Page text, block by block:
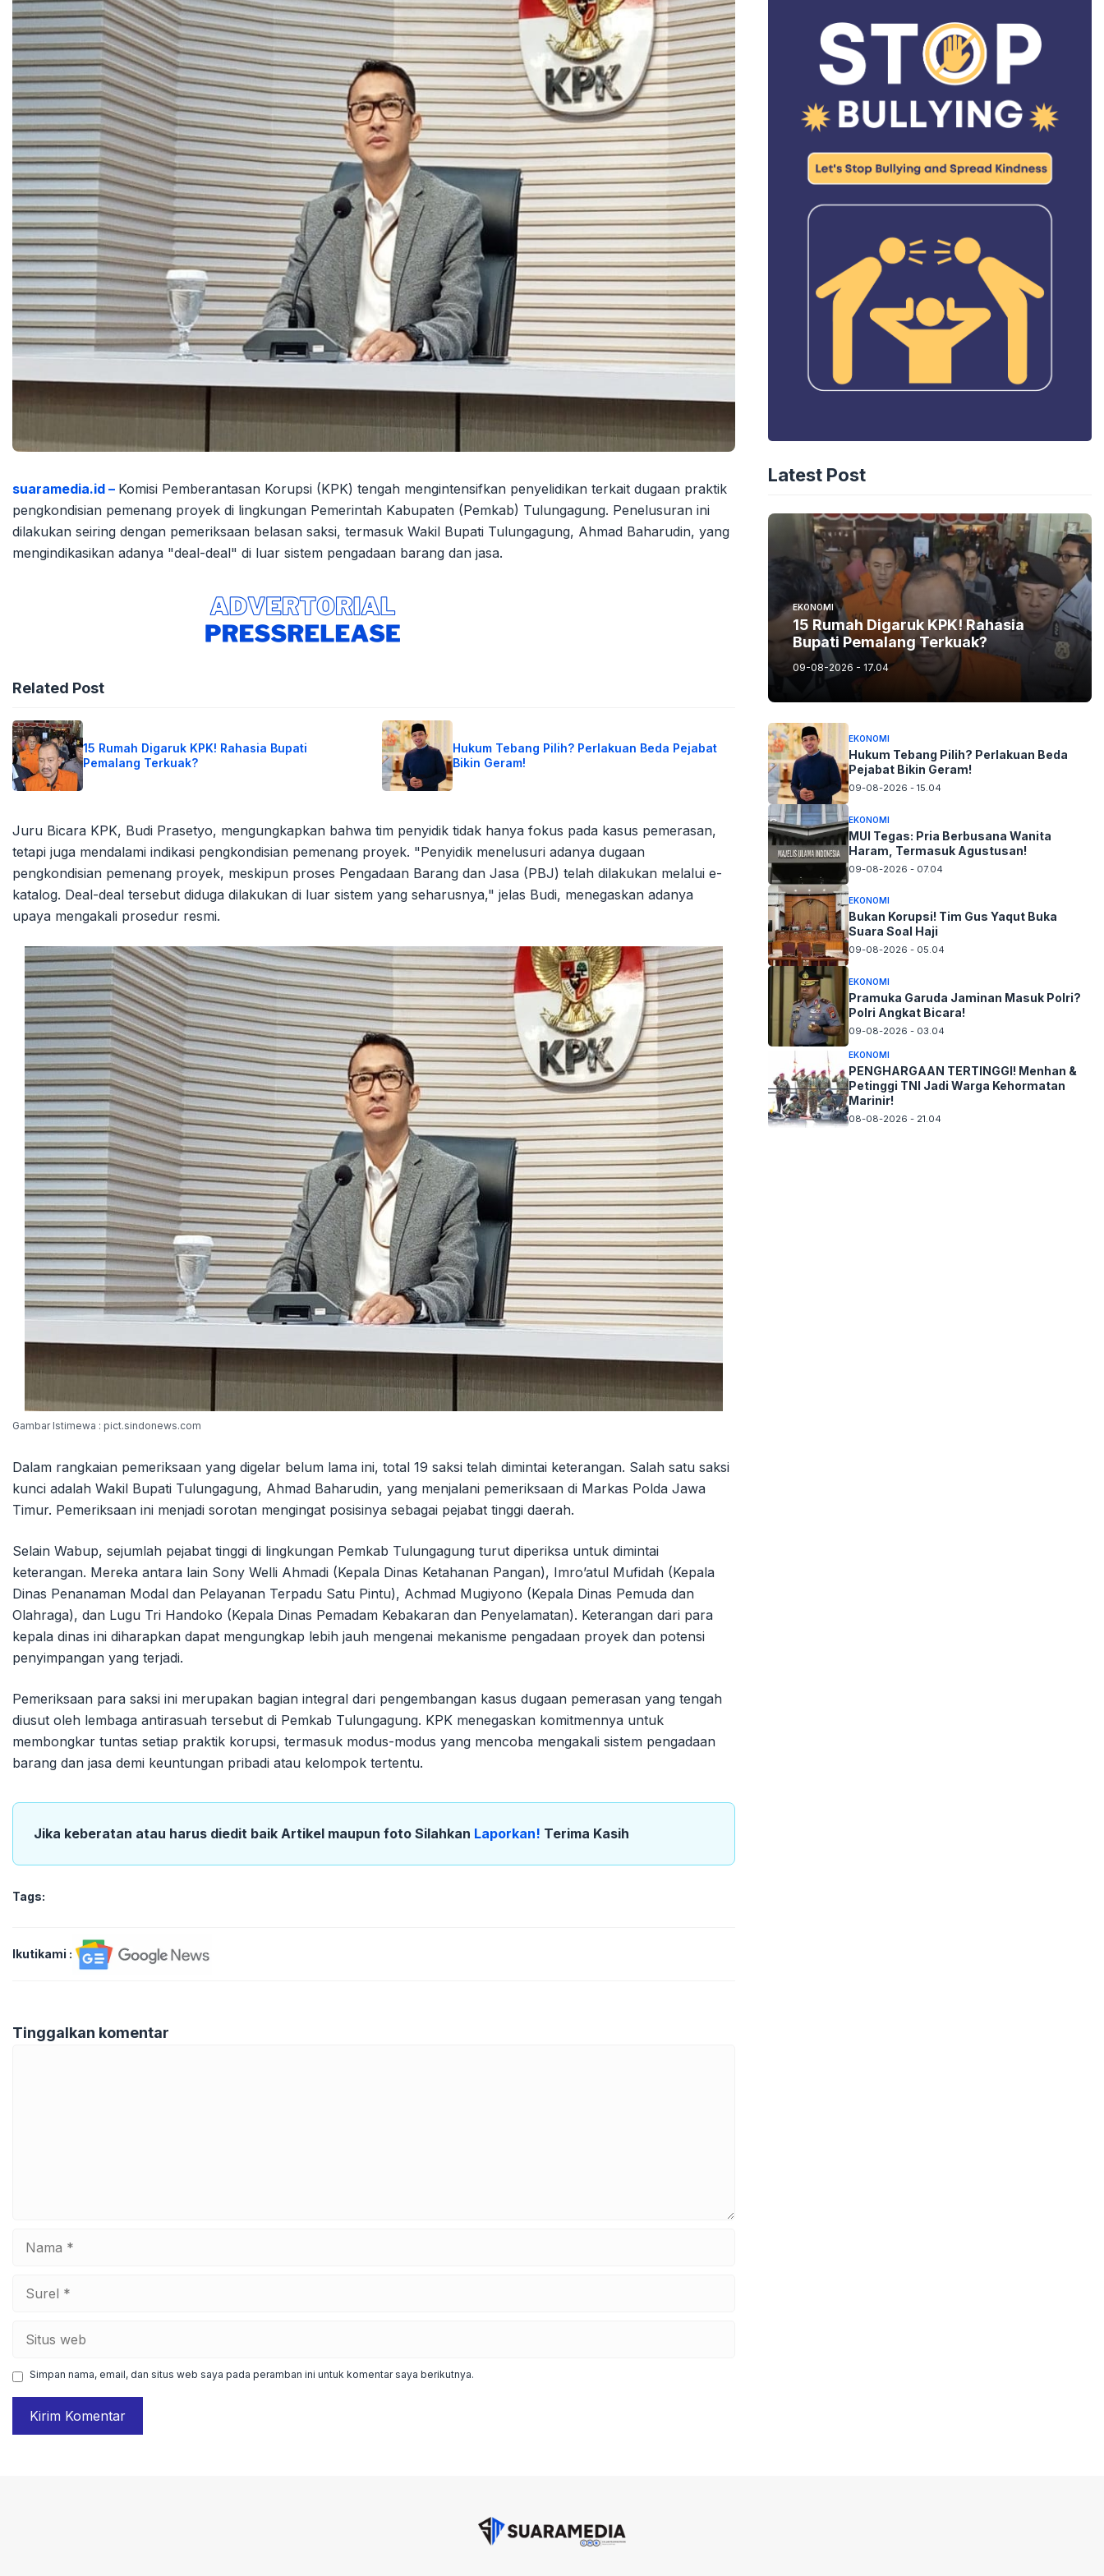
suaramedia.id – Komisi Pemberantasan Korupsi (KPK) tengah mengintensifkan penyelidikan terkait dugaan praktik
pengkondisian pemenang proyek di lingkungan Pemerintah Kabupaten (Pemkab) Tulungagung. Penelusuran ini
dilakukan seiring dengan pemeriksaan belasan saksi, termasuk Wakil Bupati Tulungagung, Ahmad Baharudin, yang
mengindikasikan adanya "deal-deal" di luar sistem pengadaan barang dan jasa.
Related Post
15 Rumah Digaruk KPK! Rahasia Bupati
Pemalang Terkuak?
Hukum Tebang Pilih? Perlakuan Beda Pejabat
Bikin Geram!
Juru Bicara KPK, Budi Prasetyo, mengungkapkan bahwa tim penyidik tidak hanya fokus pada kasus pemerasan,
tetapi juga mendalami indikasi pengkondisian pemenang proyek. "Penyidik menelusuri adanya dugaan
pengkondisian pemenang proyek, meskipun proses Pengadaan Barang dan Jasa (PBJ) telah dilakukan melalui e-
katalog. Deal-deal tersebut diduga dilakukan di luar sistem yang seharusnya," jelas Budi, menegaskan adanya
upaya mengakali prosedur resmi.
Gambar Istimewa : pict.sindonews.com
Dalam rangkaian pemeriksaan yang digelar belum lama ini, total 19 saksi telah dimintai keterangan. Salah satu saksi
kunci adalah Wakil Bupati Tulungagung, Ahmad Baharudin, yang menjalani pemeriksaan di Markas Polda Jawa
Timur. Pemeriksaan ini menjadi sorotan mengingat posisinya sebagai pejabat tinggi daerah.
Selain Wabup, sejumlah pejabat tinggi di lingkungan Pemkab Tulungagung turut diperiksa untuk dimintai
keterangan. Mereka antara lain Sony Welli Ahmadi (Kepala Dinas Ketahanan Pangan), Imro’atul Mufidah (Kepala
Dinas Penanaman Modal dan Pelayanan Terpadu Satu Pintu), Achmad Mugiyono (Kepala Dinas Pemuda dan
Olahraga), dan Lugu Tri Handoko (Kepala Dinas Pemadam Kebakaran dan Penyelamatan). Keterangan dari para
kepala dinas ini diharapkan dapat mengungkap lebih jauh mengenai mekanisme pengadaan proyek dan potensi
penyimpangan yang terjadi.
Pemeriksaan para saksi ini merupakan bagian integral dari pengembangan kasus dugaan pemerasan yang tengah
diusut oleh lembaga antirasuah tersebut di Pemkab Tulungagung. KPK menegaskan komitmennya untuk
membongkar tuntas setiap praktik korupsi, termasuk modus-modus yang mencoba mengakali sistem pengadaan
barang dan jasa demi keuntungan pribadi atau kelompok tertentu.
Jika keberatan atau harus diedit baik Artikel maupun foto Silahkan Laporkan! Terima Kasih
Tags:
Ikutikami :
Tinggalkan komentar
Simpan nama, email, dan situs web saya pada peramban ini untuk komentar saya berikutnya.
Latest Post
EKONOMI
15 Rumah Digaruk KPK! Rahasia
Bupati Pemalang Terkuak?
09-08-2026 - 17.04
EKONOMI
Hukum Tebang Pilih? Perlakuan Beda
Pejabat Bikin Geram!
09-08-2026 - 15.04
EKONOMI
MUI Tegas: Pria Berbusana Wanita
Haram, Termasuk Agustusan!
09-08-2026 - 07.04
EKONOMI
Bukan Korupsi! Tim Gus Yaqut Buka
Suara Soal Haji
09-08-2026 - 05.04
EKONOMI
Pramuka Garuda Jaminan Masuk Polri?
Polri Angkat Bicara!
09-08-2026 - 03.04
EKONOMI
PENGHARGAAN TERTINGGI! Menhan &
Petinggi TNI Jadi Warga Kehormatan
Marinir!
08-08-2026 - 21.04